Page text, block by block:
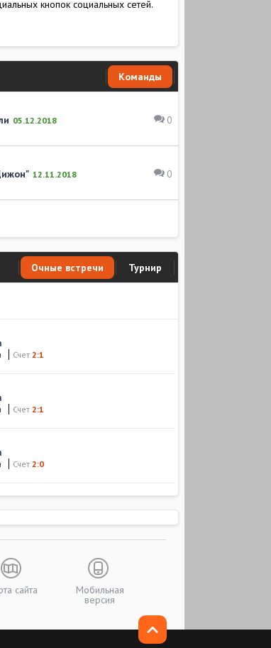
кнопок социальных сетей.
Команды
0
05.12.2018
0
12.11.2018
Очные встречи Турнир
Счет 2:1
Счет 2:1
Счет 2:0
сайта Мобильная
версия